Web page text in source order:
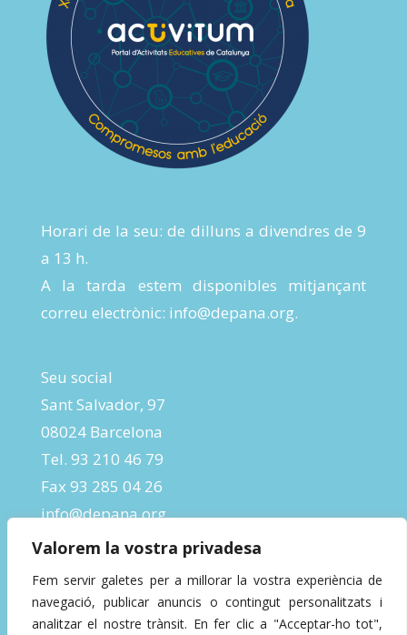
Valorem la vostra privadesa
Fem servir galetes per a millorar la vostra experiència de
navegació, publicar anuncis o contingut personalitzats i
analitzar el nostre trànsit. En fer clic a "Acceptar-ho tot",
Horari de la seu: de dilluns a divendres de 9
a 13 h.
A la tarda estem disponibles mitjançant
correu electrònic: info@depana.org.
Seu social
Sant Salvador, 97
08024 Barcelona
Tel. 93 210 46 79
Fax 93 285 04 26
info@depana.org